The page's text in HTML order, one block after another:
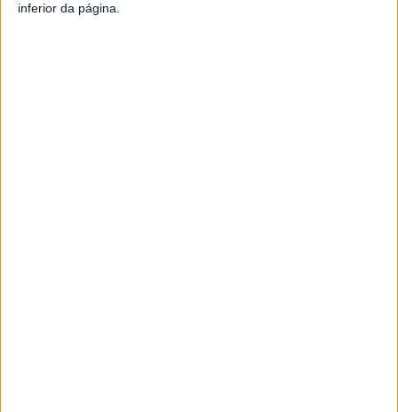
inferior da página.